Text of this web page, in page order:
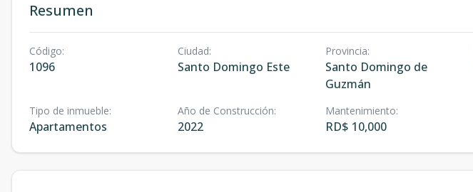
Resumen
Código:
1096
Ciudad:
Santo Domingo Este
Provincia:
Santo Domingo de
Guzmán
Tipo de inmueble:
Apartamentos
Año de Construcción:
2022
Mantenimiento:
RD$ 10,000